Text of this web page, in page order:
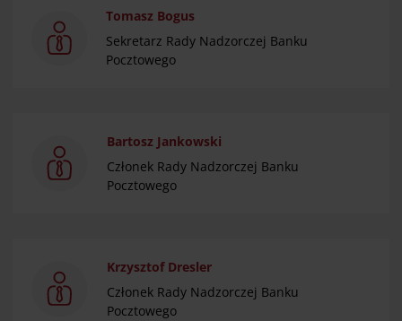
Tomasz Bogus
Sekretarz Rady Nadzorczej Banku
Pocztowego
Bartosz Jankowski
Członek Rady Nadzorczej Banku
Pocztowego
Krzysztof Dresler
Członek Rady Nadzorczej Banku
Pocztowego